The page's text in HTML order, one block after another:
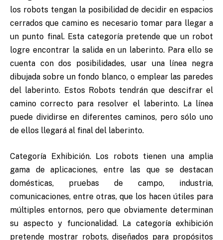
los robots tengan la posibilidad de decidir en espacios
cerrados que camino es necesario tomar para llegar a
un punto final. Esta categoría pretende que un robot
logre encontrar la salida en un laberinto. Para ello se
cuenta con dos posibilidades, usar una línea negra
dibujada sobre un fondo blanco, o emplear las paredes
del laberinto. Estos Robots tendrán que descifrar el
camino correcto para resolver el laberinto. La línea
puede dividirse en diferentes caminos, pero sólo uno
de ellos llegará al final del laberinto.
Categoría Exhibición. Los robots tienen una amplia
gama de aplicaciones, entre las que se destacan
domésticas, pruebas de campo, industria,
comunicaciones, entre otras, que los hacen útiles para
múltiples entornos, pero que obviamente determinan
su aspecto y funcionalidad. La categoría exhibición
pretende mostrar robots, diseñados para propósitos